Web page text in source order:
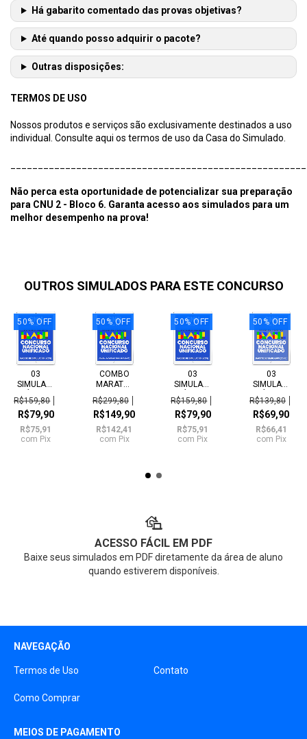
Há gabarito comentado das provas objetivas?
Até quando posso adquirir o pacote?
Outras disposições:
TERMOS DE USO
Nossos produtos e serviços são exclusivamente destinados a uso
individual. Consulte aqui os termos de uso da Casa do Simulado.
Não perca esta oportunidade de potencializar sua preparação
para CNU 2 - Bloco 6. Garanta acesso aos simulados para um
melhor desempenho na prova!
OUTROS SIMULADOS PARA ESTE CONCURSO
50% OFF
03
SIMULADOS
INÉDITOS
- CNU 2 -
BLOCO
1...
R$159,80
R$79,90
R$75,91
com Pix
50 % OFF
COMBO
MARATONA
SIMULADOS
INÉDITOS
-...
R$299,80
R$149,90
R$142,41
com Pix
50% OFF
03
SIMULADOS
INÉDITOS
- CNU 2 -
BLOCO
7...
R$159,80
R$79,90
R$75,91
com Pix
50 % OFF
03
SIMULADOS
INÉDITOS
- CNU 2 -
BLOCO
9...
R$139,80
R$69,90
R$66,41
com Pix
ACESSO FÁCIL EM PDF
Baixe seus simulados em PDF diretamente da área de aluno
quando estiverem disponíveis.
NAVEGAÇÃO
Termos de Uso Contato
Como Comprar
MEIOS DE PAGAMENTO